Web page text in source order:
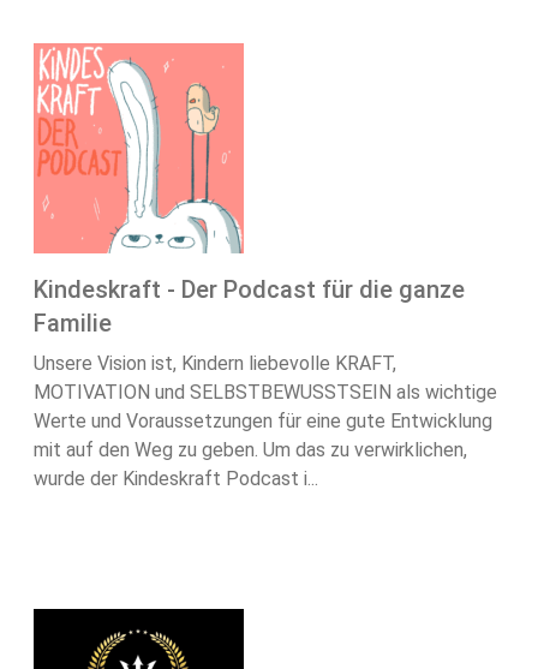
Kindeskraft - Der Podcast für die ganze
Familie
Unsere Vision ist, Kindern liebevolle KRAFT,
MOTIVATION und SELBSTBEWUSSTSEIN als wichtige
Werte und Voraussetzungen für eine gute Entwicklung
mit auf den Weg zu geben. Um das zu verwirklichen,
wurde der Kindeskraft Podcast i...